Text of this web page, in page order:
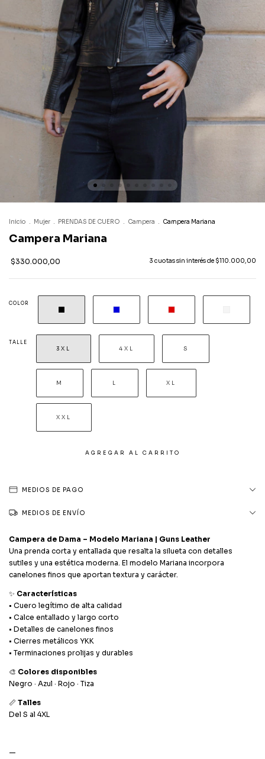
Inicio . Mujer . PRENDAS DE CUERO . Campera . Campera Mariana
Campera Mariana
$330.000,00 3 cuotas sin interés de $110.000,00
COLOR
TALLE
3XL 4XL S
M L XL
XXL
MEDIOS DE PAGO
MEDIOS DE ENVÍO
Campera de Dama – Modelo Mariana | Guns Leather
Una prenda corta y entallada que resalta la silueta con detalles
sutiles y una estética moderna. El modelo Mariana incorpora
canelones finos que aportan textura y carácter.
✨ Características
• Cuero legítimo de alta calidad
• Calce entallado y largo corto
• Detalles de canelones finos
• Cierres metálicos YKK
• Terminaciones prolijas y durables
🎨 Colores disponibles
Negro · Azul · Rojo · Tiza
📏 Talles
Del S al 4XL
—